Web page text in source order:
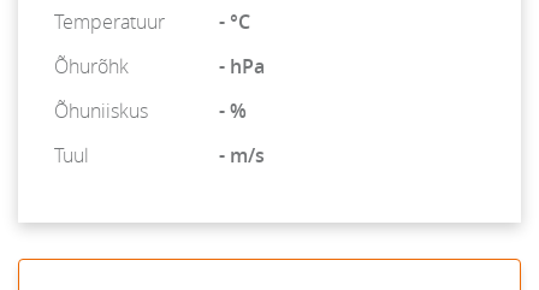
Temperatuur
- °C
Õhurõhk
- hPa
Õhuniiskus
- %
Tuul
- m/s